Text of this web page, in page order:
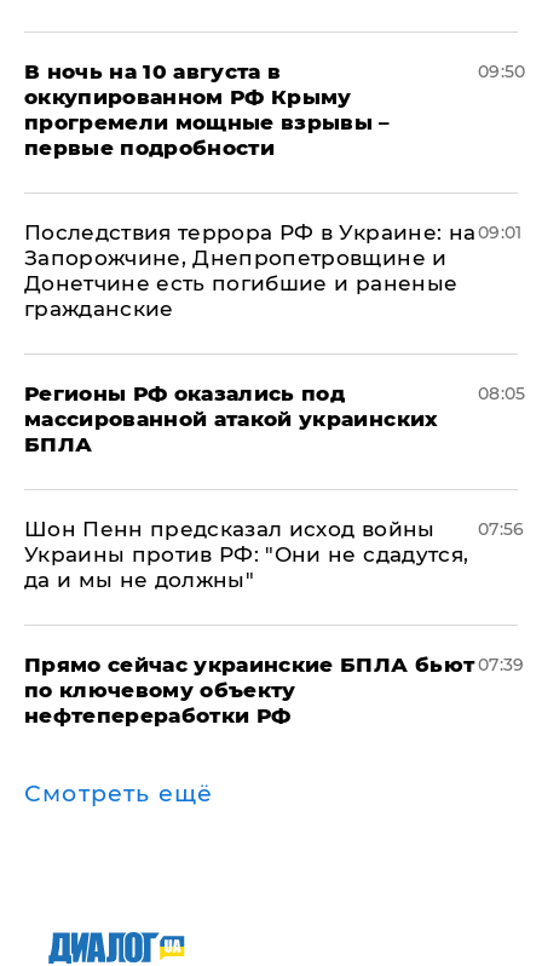
В ночь на 10 августа в
оккупированном РФ Крыму
прогремели мощные взрывы –
первые подробности
09:50
Последствия террора РФ в Украине: на
Запорожчине, Днепропетровщине и
Донетчине есть погибшие и раненые
гражданские
09:01
Регионы РФ оказались под
массированной атакой украинских
БПЛА
08:05
Шон Пенн предсказал исход войны
Украины против РФ: "Они не сдадутся,
да и мы не должны"
07:56
Прямо сейчас украинские БПЛА бьют
по ключевому объекту
нефтепереработки РФ
07:39
Смотреть ещё